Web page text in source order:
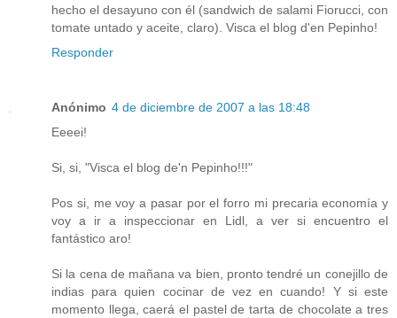
hecho el desayuno con él (sandwich de salami Fiorucci, con
tomate untado y aceite, claro). Visca el blog d'en Pepinho!
Responder
Anónimo 4 de diciembre de 2007 a las 18:48
Eeeei!
Si, si, "Visca el blog de'n Pepinho!!!"
Pos si, me voy a pasar por el forro mi precaria economía y
voy a ir a inspeccionar en Lidl, a ver si encuentro el
fantástico aro!
Si la cena de mañana va bien, pronto tendré un conejillo de
indias para quien cocinar de vez en cuando! Y si este
momento llega, caerá el pastel de tarta de chocolate a tres